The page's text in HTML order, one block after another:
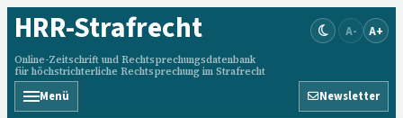
HRR-Strafrecht
Online-Zeitschrift und Rechtsprechungsdatenbank
für höchstrichterliche Rechtsprechung im Strafrecht
A- A+
Menü Newsletter